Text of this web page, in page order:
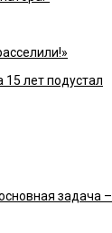
лет подустал
задача –